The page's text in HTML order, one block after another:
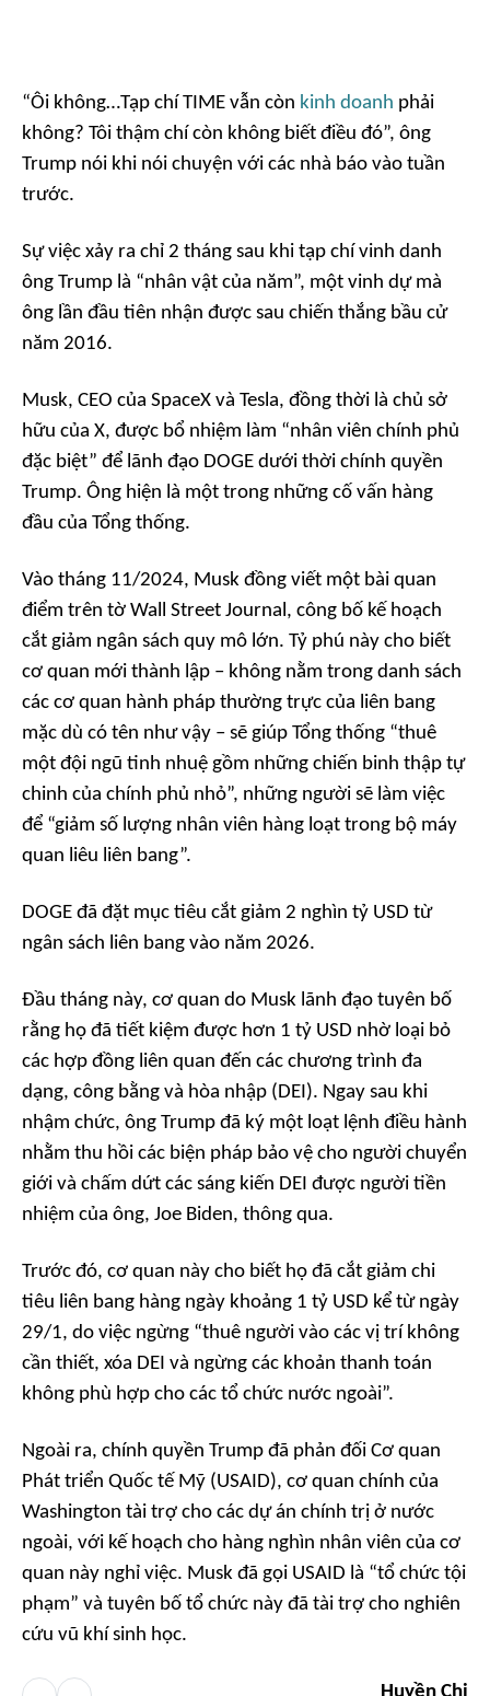
“Ôi không…Tạp chí TIME vẫn còn kinh doanh phải
không? Tôi thậm chí còn không biết điều đó”, ông
Trump nói khi nói chuyện với các nhà báo vào tuần
trước.
Sự việc xảy ra chỉ 2 tháng sau khi tạp chí vinh danh
ông Trump là “nhân vật của năm”, một vinh dự mà
ông lần đầu tiên nhận được sau chiến thắng bầu cử
năm 2016.
Musk, CEO của SpaceX và Tesla, đồng thời là chủ sở
hữu của X, được bổ nhiệm làm “nhân viên chính phủ
đặc biệt” để lãnh đạo DOGE dưới thời chính quyền
Trump. Ông hiện là một trong những cố vấn hàng
đầu của Tổng thống.
Vào tháng 11/2024, Musk đồng viết một bài quan
điểm trên tờ Wall Street Journal, công bố kế hoạch
cắt giảm ngân sách quy mô lớn. Tỷ phú này cho biết
cơ quan mới thành lập – không nằm trong danh sách
các cơ quan hành pháp thường trực của liên bang
mặc dù có tên như vậy – sẽ giúp Tổng thống “thuê
một đội ngũ tinh nhuệ gồm những chiến binh thập tự
chinh của chính phủ nhỏ”, những người sẽ làm việc
để “giảm số lượng nhân viên hàng loạt trong bộ máy
quan liêu liên bang”.
DOGE đã đặt mục tiêu cắt giảm 2 nghìn tỷ USD từ
ngân sách liên bang vào năm 2026.
Đầu tháng này, cơ quan do Musk lãnh đạo tuyên bố
rằng họ đã tiết kiệm được hơn 1 tỷ USD nhờ loại bỏ
các hợp đồng liên quan đến các chương trình đa
dạng, công bằng và hòa nhập (DEI). Ngay sau khi
nhậm chức, ông Trump đã ký một loạt lệnh điều hành
nhằm thu hồi các biện pháp bảo vệ cho người chuyển
giới và chấm dứt các sáng kiến DEI được người tiền
nhiệm của ông, Joe Biden, thông qua.
Trước đó, cơ quan này cho biết họ đã cắt giảm chi
tiêu liên bang hàng ngày khoảng 1 tỷ USD kể từ ngày
29/1, do việc ngừng “thuê người vào các vị trí không
cần thiết, xóa DEI và ngừng các khoản thanh toán
không phù hợp cho các tổ chức nước ngoài”.
Ngoài ra, chính quyền Trump đã phản đối Cơ quan
Phát triển Quốc tế Mỹ (USAID), cơ quan chính của
Washington tài trợ cho các dự án chính trị ở nước
ngoài, với kế hoạch cho hàng nghìn nhân viên của cơ
quan này nghỉ việc. Musk đã gọi USAID là “tổ chức tội
phạm” và tuyên bố tổ chức này đã tài trợ cho nghiên
cứu vũ khí sinh học.